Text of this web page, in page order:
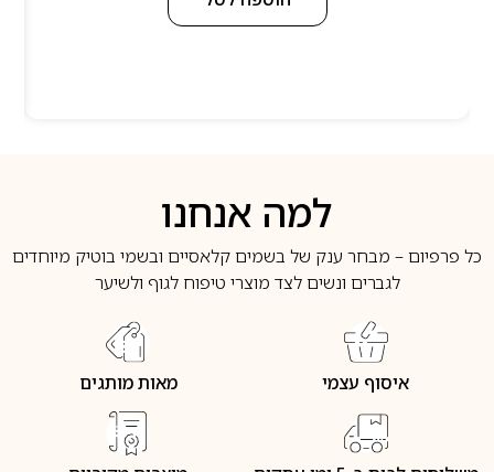
למה אנחנו
כל פרפיום – מבחר ענק של בשמים קלאסיים ובשמי בוטיק מיוחדים
לגברים ונשים לצד מוצרי טיפוח לגוף ולשיער
איסוף עצמי מאות מותגים